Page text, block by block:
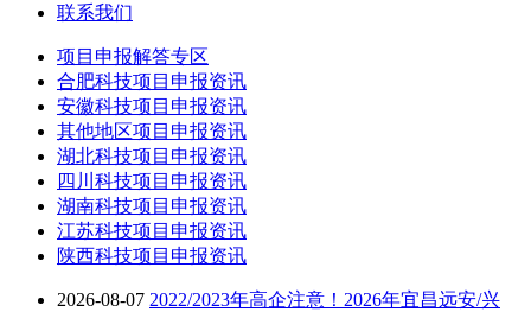
联系我们
项目申报解答专区
合肥科技项目申报资讯
安徽科技项目申报资讯
其他地区项目申报资讯
湖北科技项目申报资讯
四川科技项目申报资讯
湖南科技项目申报资讯
江苏科技项目申报资讯
陕西科技项目申报资讯
2026-08-07 2022/2023年高企注意！2026年宜昌远安/兴